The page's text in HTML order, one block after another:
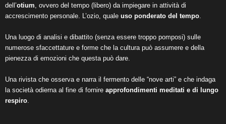
dell’otium , ovvero del tempo (libero) da impiegare in attività di
accrescimento personale. L’ozio, quale uso ponderato del tempo
Una luogo di analisi e dibattito (senza essere troppo pomposi) sulle
numerose sfaccettature e forme che la cultura può assumere e della
pienezza di emozioni che questa può dare.
Una rivista che osserva e narra il fermento delle “nove arti” e che indaga
la società odierna al fine di fornire approfondimenti meditati e di lungo
respiro